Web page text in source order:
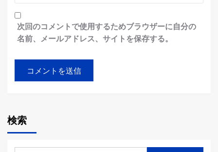
次回のコメントで使用するためブラウザーに自分の
名前、メールアドレス、サイトを保存する。
検索